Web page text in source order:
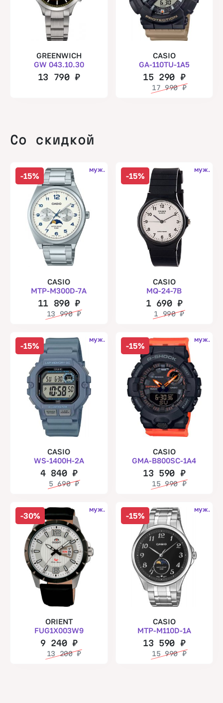
GREENWICH
GW 043.10.30
13 790₽
CASIO
GA-110TU-1A5
15 290 ₽
17 990₽
Со скидкой
-15%
муж.
CASIO
MTP-M300D-7A
11 890₽
13 990₽
-15%
муж.
CASIO
MQ-24-7B
1 690₽
1 990₽
-15%
муж.
CASIO
WS-1400H-2A
4 840 ₽
5 690₽
-15%
муж.
CASIO
GMA-B800SC-1A4
13 590 ₽
15 990₽
-30%
муж.
ORIENT
FUG1X003W9
9 240 ₽
13 200₽
-15%
муж.
CASIO
MTP-M110D-1A
13 590 ₽
15 990₽